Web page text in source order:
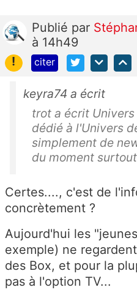
Publié par
à 14h49
!
citer
keyra74 a écrit
trot a écrit
dédié à l'Univers
simplement de
du moment surtout
Certes...., c'est de
concrètement ?
Aujourd'hui les
exemple) ne
des Box, et pour la
pas à l'option TV...